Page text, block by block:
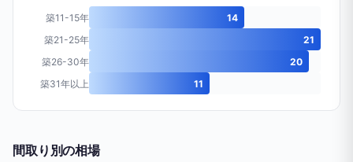
築11-15年
14
築21-25年
21
築26-30年
20
築31年以上
11
間取り別の相場